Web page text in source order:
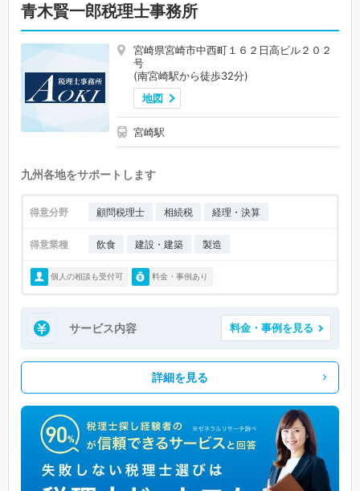
青木賢一郎税理士事務所
宮崎県宮崎市中西町１６２日高ビル２０２
号
(南宮崎駅から徒歩32分)
地図
宮崎駅
九州各地をサポートします
得意分野 顧問税理士 相続税 経理・決算
得意業種 飲食 建設・建築 製造
個人の相談も受付可 料金・事例あり
サービス内容 料金・事例を見る
詳細を見る